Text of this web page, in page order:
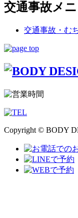
交通事故メ
交通事故・む
Copyright © BODY